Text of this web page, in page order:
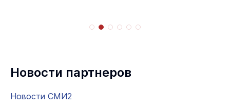
Новости партнеров
Новости СМИ2